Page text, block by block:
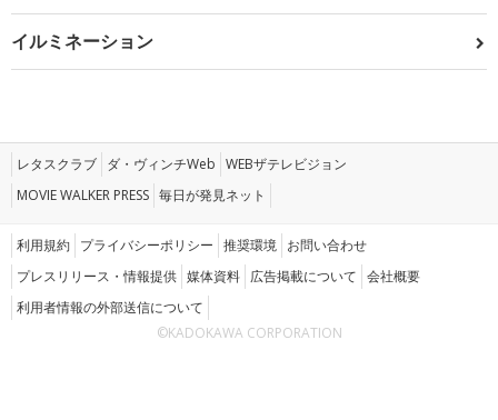
イルミネーション
レタスクラブ ダ・ヴィンチWeb WEBザテレビジョン
MOVIE WALKER PRESS 毎日が発見ネット
利用規約 プライバシーポリシー 推奨環境 お問い合わせ
プレスリリース・情報提供 媒体資料 広告掲載について 会社概要
利用者情報の外部送信について
©KADOKAWA CORPORATION